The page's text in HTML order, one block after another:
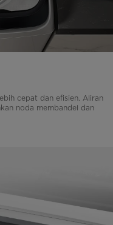
cepat dan efisien. Aliran
noda membandel dan